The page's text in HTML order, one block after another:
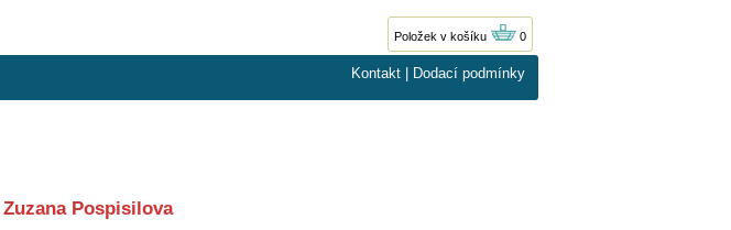
Položek v košíku 0
Kontakt Dodací podmínky
Zuzana Pospisilova